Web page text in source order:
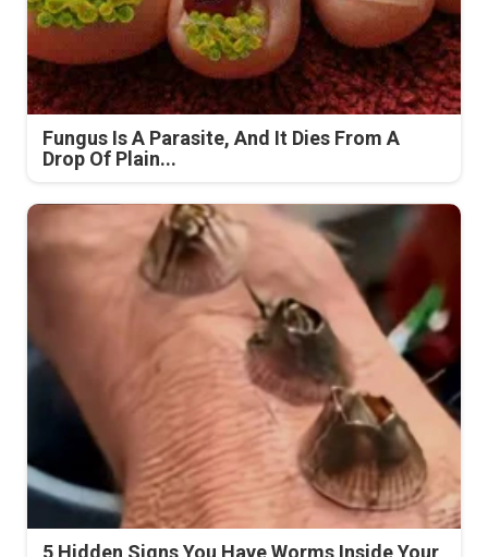
Fungus Is A Parasite, And It Dies From A
Drop Of Plain...